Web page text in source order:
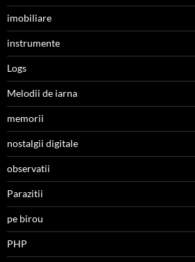
imobiliare
instrumente
Logs
Melodii de iarna
memorii
nostalgii digitale
observatii
Parazitii
pe birou
PHP